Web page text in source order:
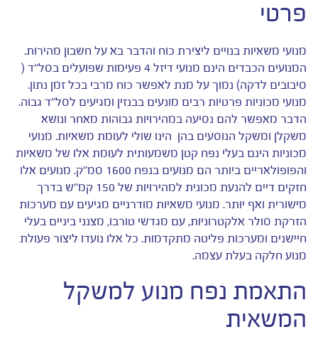
פרטי
מנועי משאיות בנויים ליצירת כוח והדבר בא על חשבון מהירות.
המנועים הכבדים הינם מנועי דיזל 4 פעימות שפועלים בסל''ד (
סיבובים לדקה) נמוך על מנת לאפשר כוח מרבי בכל זמן נתון.
מנועי מכוניות פרטיות רבים מונעים בבנזין ומגיעים לסל''ד גבוה.
הדבר מאפשר להם נסיעה במהירויות גבוהות מאחר ונושא
משקלן ומשקל הנוסעים בהן הינו שולי לעומת משאיות. מנועי
מכוניות הינם בעלי נפח קטן משמעותית לעומת אלו של משאיות
והפופולאריים ביותר הם מנועים בנפח 1600 סמ''ק. מנועים אלו
חזקים דיים להנעת מכונית למהירויות של 150 קמ''ש בדרך
מישורית ואף יותר. מנועי משאיות מודרניים מגיעים עם מערכות
הזרקת סולר אלקטרוניות, עם מגדשי טורבו, מצנני ביניים בעלי
חיישנים ומערכות פליטה מתקדמות. כל אלו נועדו ליצור פעולת
מנוע חלקה בעלת עצמה.
התאמת נפח מנוע למשקל
המשאית